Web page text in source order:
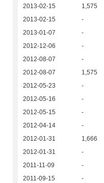
2013-02-15
1,575
2013-02-15
-
2013-01-07
-
2012-12-06
-
2012-08-07
-
2012-08-07
1,575
2012-05-23
-
2012-05-16
-
2012-05-15
-
2012-04-14
-
2012-01-31
1,666
2012-01-31
-
2011-11-09
-
2011-09-15
-